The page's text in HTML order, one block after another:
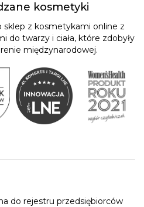
kosmetyki
z kosmetykami online z
do twarzy i ciała, które zdobyły
międzynarodowej.
do rejestru przedsiębiorców